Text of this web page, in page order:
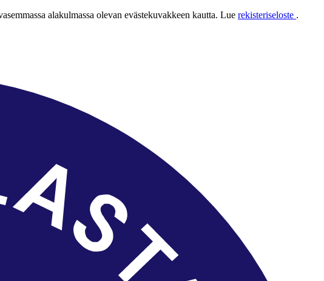
alakulmassa olevan evästekuvakkeen kautta. Lue rekisteriseloste .